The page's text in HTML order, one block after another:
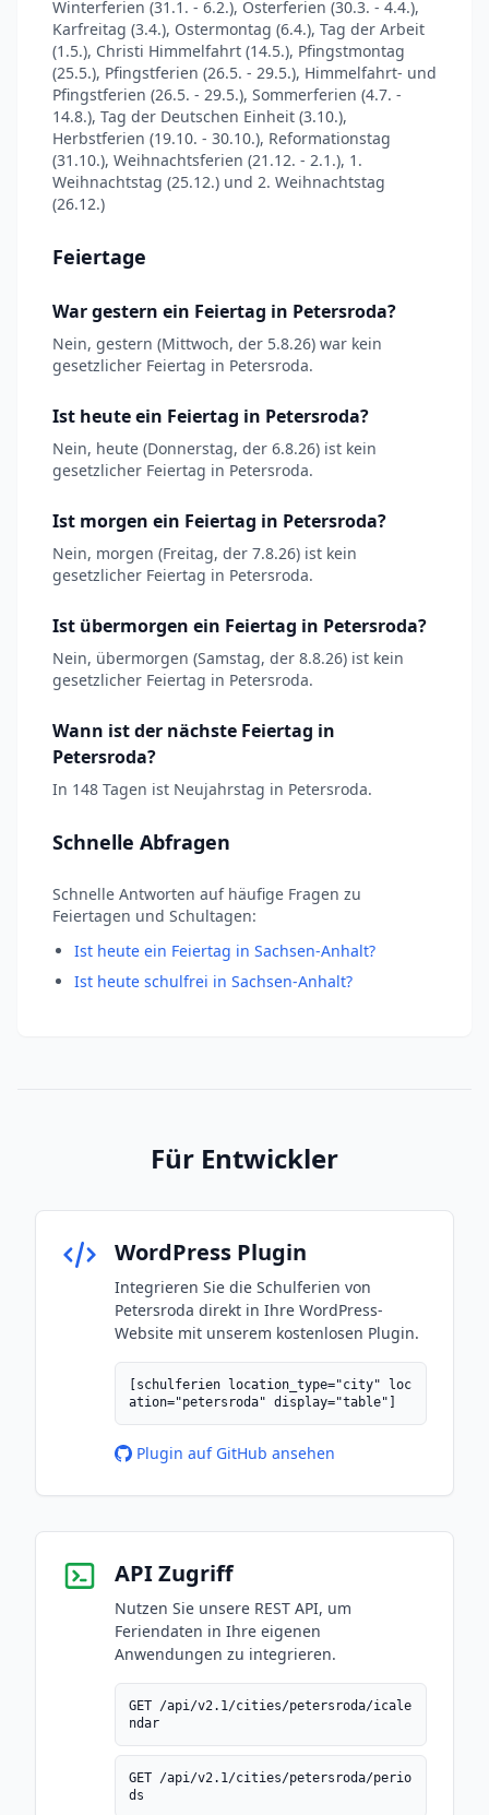
Winterferien (31.1. - 6.2.), Osterferien (30.3. - 4.4.),
Karfreitag (3.4.), Ostermontag (6.4.), Tag der Arbeit
(1.5.), Christi Himmelfahrt (14.5.), Pfingstmontag
(25.5.), Pfingstferien (26.5. - 29.5.), Himmelfahrt- und
Pfingstferien (26.5. - 29.5.), Sommerferien (4.7. -
14.8.), Tag der Deutschen Einheit (3.10.),
Herbstferien (19.10. - 30.10.), Reformationstag
(31.10.), Weihnachtsferien (21.12. - 2.1.), 1.
Weihnachtstag (25.12.) und 2. Weihnachtstag
(26.12.)
Feiertage
War gestern ein Feiertag in Petersroda?
Nein, gestern (Mittwoch, der 5.8.26) war kein
gesetzlicher Feiertag in Petersroda.
Ist heute ein Feiertag in Petersroda?
Nein, heute (Donnerstag, der 6.8.26) ist kein
gesetzlicher Feiertag in Petersroda.
Ist morgen ein Feiertag in Petersroda?
Nein, morgen (Freitag, der 7.8.26) ist kein
gesetzlicher Feiertag in Petersroda.
Ist übermorgen ein Feiertag in Petersroda?
Nein, übermorgen (Samstag, der 8.8.26) ist kein
gesetzlicher Feiertag in Petersroda.
Wann ist der nächste Feiertag in
Petersroda?
In 148 Tagen ist Neujahrstag in Petersroda.
Schnelle Abfragen
Schnelle Antworten auf häufige Fragen zu
Feiertagen und Schultagen:
Ist heute ein Feiertag in Sachsen-Anhalt?
Ist heute schulfrei in Sachsen-Anhalt?
Für Entwickler
WordPress Plugin
Integrieren Sie die Schulferien von
Petersroda direkt in Ihre WordPress-
Website mit unserem kostenlosen Plugin.
[schulferien location_type="city" loc
ation="petersroda" display="table"]
Plugin auf GitHub ansehen
API Zugriff
Nutzen Sie unsere REST API, um
Feriendaten in Ihre eigenen
Anwendungen zu integrieren.
GET /api/v2.1/cities/petersroda/icale
ndar
GET /api/v2.1/cities/petersroda/perio
ds